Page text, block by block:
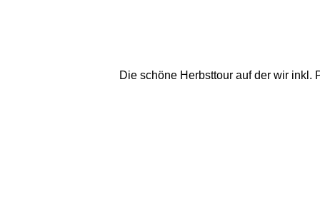
Die schöne Herbsttour auf der wir inkl.